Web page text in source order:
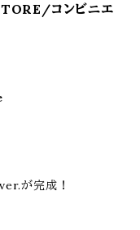
コンビニエ
が完成！